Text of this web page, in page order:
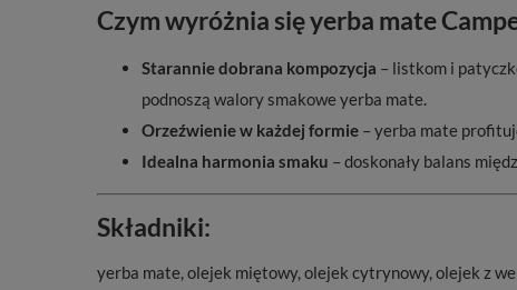
Czym wyróżnia się yerba mate
Starannie dobrana kompozycja – listkom i
podnoszą walory smakowe yerba mate.
Orzeźwienie w każdej formie – yerba mate
Idealna harmonia smaku – doskonały balans
Składniki:
yerba mate, olejek miętowy, olejek cytrynowy, olejek z